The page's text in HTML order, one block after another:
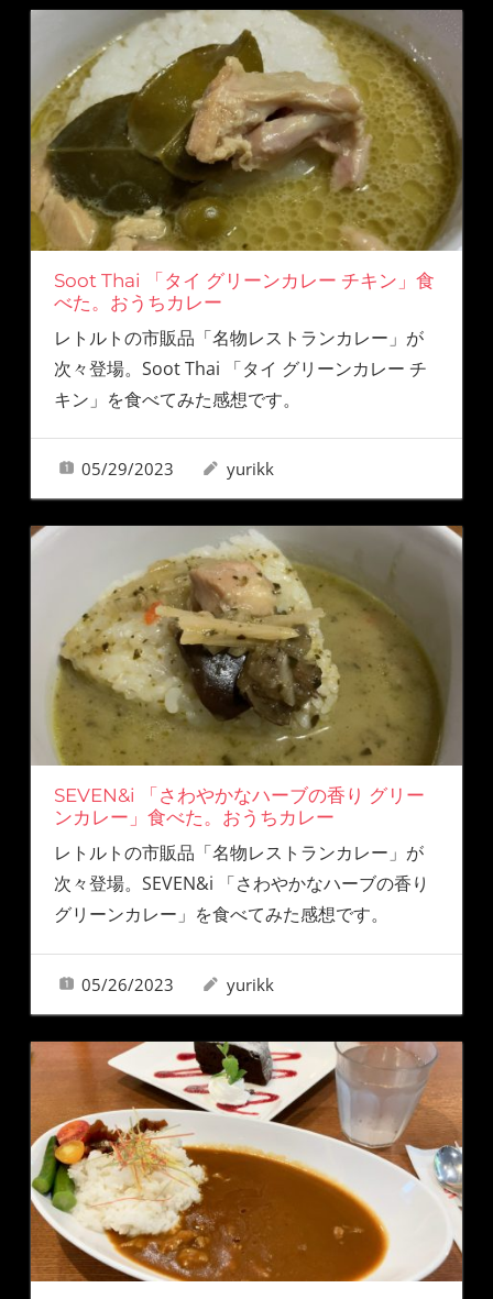
Soot Thai 「タイ グリーンカレー チキン」食
べた。おうちカレー
レトルトの市販品「名物レストランカレー」が
次々登場。Soot Thai 「タイ グリーンカレー チ
キン」を食べてみた感想です。
05/29/2023 yurikk
SEVEN&i 「さわやかなハーブの香り グリー
ンカレー」食べた。おうちカレー
レトルトの市販品「名物レストランカレー」が
次々登場。SEVEN&i 「さわやかなハーブの香り
グリーンカレー」を食べてみた感想です。
05/26/2023 yurikk